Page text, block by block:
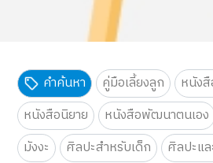
คำค้นหา คู่มือเลี้ยงลูก
หนัง
หนังสือนิยาย
หนังสือพัฒนาตนเอง
มังงะ
ศิลปะสำหรับเด็ก
ศิลปะแ